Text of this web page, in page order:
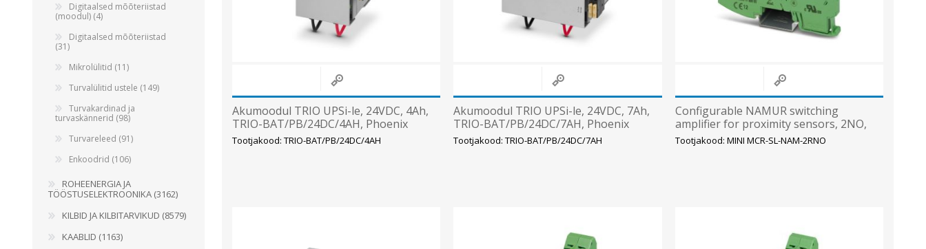
Akumoodul TRIO UPSi-le, 24VDC, 4Ah,
TRIO-BAT/PB/24DC/4AH, Phoenix
Tootjakood: TRIO-BAT/PB/24DC/4AH
Akumoodul TRIO UPSi-le, 24VDC, 7Ah,
TRIO-BAT/PB/24DC/7AH, Phoenix
Tootjakood: TRIO-BAT/PB/24DC/7AH
Configurable NAMUR switching
amplifier for proximity sensors, 2NO,
Phoenix
Tootjakood: MINI MCR-SL-NAM-2RNO
Digitaalsed mõõteriistad
(moodul) (4)
Digitaalsed mõõteriistad
(31)
Mikrolülitid (11)
Turvalülitid ustele (149)
Turvakardinad ja
turvaskännerid (98)
Turvareleed (91)
Enkoodrid (106)
ROHEENERGIA JA
TÖÖSTUSELEKTROONIKA (3162)
KILBID JA KILBITARVIKUD (8579)
KAABLID (1163)